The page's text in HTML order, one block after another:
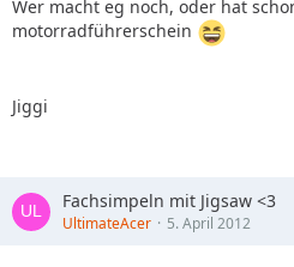
Wer macht eg noch, oder hat
motorradführerschein
Jiggi
Fachsimpeln mit Jigsaw <3
UltimateAcer 5. April 2012